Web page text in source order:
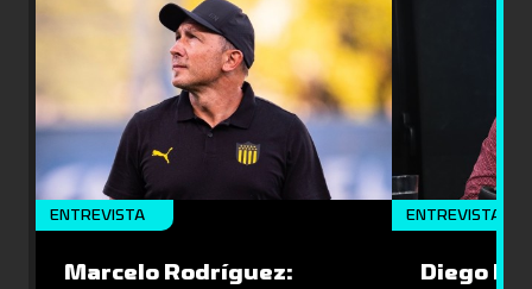
ENTREVISTA
Marcelo Rodríguez:
ENTREVISTA
Diego